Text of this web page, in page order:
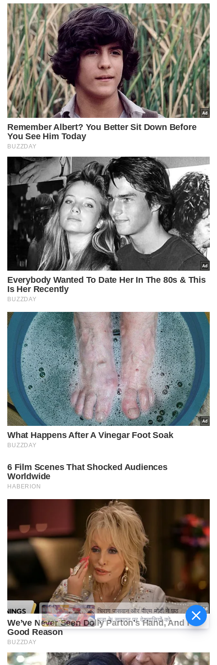
चिराग पासवान और पीएम मोदी ने छठ
पूजा के समापन पर देशवासियों को दी
शुभकामनाएं, छठी मैया से देश की